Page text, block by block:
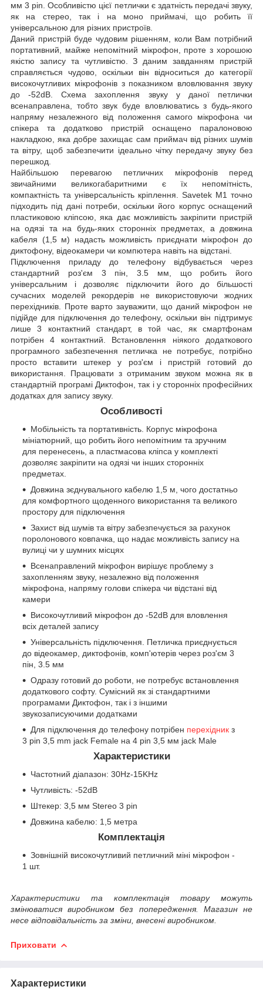
мм 3 pin. Особливістю цієї петлички є здатність передачі звуку,
як на стерео, так і на моно приймачі, що робить її
універсальною для різних пристроїв.
Даний пристрій буде чудовим рішенням, коли Вам потрібний
портативний, майже непомітний мікрофон, проте з хорошою
якістю запису та чутливістю. З даним завданням пристрій
справляється чудово, оскільки він відноситься до категорії
високочутливих мікрофонів з показником вловлювання звуку
до -52dB. Схема захоплення звуку у даної петлички
всенаправлена, тобто звук буде вловлюватись з будь-якого
напряму незалежного від положення самого мікрофона чи
спікера та додатково пристрій оснащено паралоновою
накладкою, яка добре захищає сам приймач від різних шумів
та вітру, щоб забезпечити ідеально чітку передачу звуку без
перешкод.
Найбільшою перевагою петличних мікрофонів перед
звичайними великогабаритними є їх непомітність,
компактність та універсальність кріплення. Savetek M1 точно
підходить під дані потреби, оскільки його корпус оснащений
пластиковою кліпсою, яка дає можливість закріпити пристрій
на одязі та на будь-яких сторонніх предметах, а довжина
кабеля (1,5 м) надасть можливість приєднати мікрофон до
диктофону, відеокамери чи компютера навіть на відстані.
Підключення приладу до телефону відбувається через
стандартний роз'єм 3 пін, 3.5 мм, що робить його
універсальним і дозволяє підключити його до більшості
сучасних моделей рекордерів не використовуючи жодних
перехідників. Проте варто зауважити, що даний мікрофон не
підійде для підключення до телефону, оскільки він підтримує
лише 3 контактний стандарт, в той час, як смартфонам
потрібен 4 контактний. Встановлення ніякого додаткового
програмного забезпечення петличка не потребує, потрібно
просто вставити штекер у роз'єм і пристрій готовий до
використання. Працювати з отриманим звуком можна як в
стандартній програмі Диктофон, так і у сторонніх професійних
додатках для запису звуку.
Особливості
Мобільність та портативність. Корпус мікрофона
мініатюрний, що робить його непомітним та зручним
для перенесень, а пластмасова кліпса у комплекті
дозволяє закріпити на одязі чи інших сторонніх
предметах.
Довжина зєднувального кабелю 1,5 м, чого достатньо
для комфортного щоденного використання та великого
простору для підключення
Захист від шумів та вітру забезпечується за рахунок
поролонового ковпачка, що надає можливість запису на
вулиці чи у шумних місцях
Всенаправлений мікрофон вирішує проблему з
захопленням звуку, незалежно від положення
мікрофона, напряму голови спікера чи відстані від
камери
Високочутливий мікрофон до -52dB для вловлення
всіх деталей запису
Універсальність підключення. Петличка приєднується
до відеокамер, диктофонів, комп'ютерів через роз'єм 3
пін, 3.5 мм
Одразу готовий до роботи, не потребує встановлення
додаткового софту. Сумісний як зі стандартними
програмами Диктофон, так і з іншими
звукозаписуючими додатками
Для підключення до телефону потрібен перехідник з
3 pin 3,5 mm jack Female на 4 pin 3,5 мм jack Male
Характеристики
Частотний діапазон: 30Hz-15KHz
Чутливість: -52dB
Штекер: 3,5 мм Stereo 3 pin
Довжина кабелю: 1,5 метра
Комплектація
Зовнішній високочутливий петличний міні мікрофон -
1 шт.
Характеристики та комплектація товару можуть
змінюватися виробником без попередження. Магазин не
несе відповідальність за зміни, внесені виробником.
Приховати
Характеристики